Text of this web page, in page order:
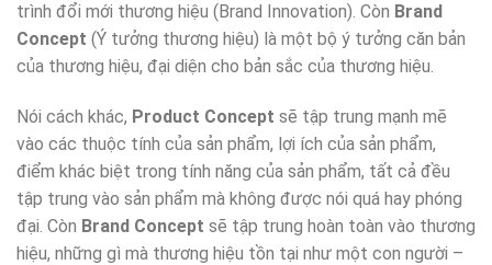
trình đổi mới thương hiệu (Brand Innovation). Còn Brand
Concept (Ý tưởng thương hiệu) là một bộ ý tưởng căn bản
của thương hiệu, đại diện cho bản sắc của thương hiệu.
Nói cách khác, Product Concept sẽ tập trung mạnh mẽ
vào các thuộc tính của sản phẩm, lợi ích của sản phẩm,
điểm khác biệt trong tính năng của sản phẩm, tất cả đều
tập trung vào sản phẩm mà không được nói quá hay phóng
đại. Còn Brand Concept sẽ tập trung hoàn toàn vào thương
hiệu, những gì mà thương hiệu tồn tại như một con người –